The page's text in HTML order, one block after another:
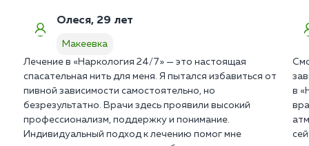
Олеся, 29 лет
Макеевка
Лечение в «Наркология 24/7» — это настоящая
спасательная нить для меня. Я пытался избавиться от
пивной зависимости самостоятельно, но
безрезультатно. Врачи здесь проявили высокий
профессионализм, поддержку и понимание.
Индивидуальный подход к лечению помог мне
в